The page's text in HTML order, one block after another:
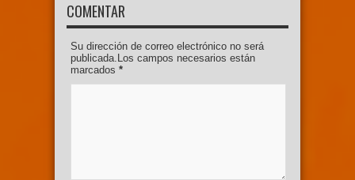
COMENTAR
Su dirección de correo electrónico no será
publicada.Los campos necesarios están
marcados *